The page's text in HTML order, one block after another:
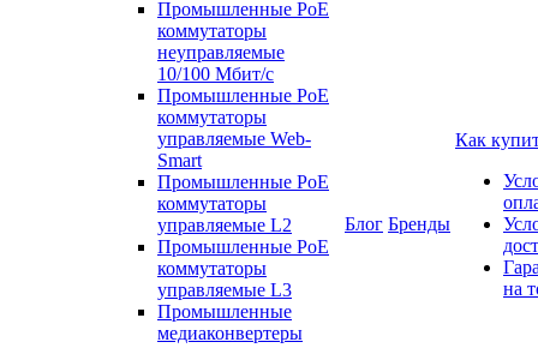
Промышленные PoE
коммутаторы
неуправляемые
10/100 Мбит/с
Промышленные PoE
коммутаторы
управляемые Web-
Smart
Промышленные PoE
коммутаторы
управляемые L2
Промышленные PoE
коммутаторы
управляемые L3
Промышленные
медиаконвертеры
Блог Бренды
Как
на